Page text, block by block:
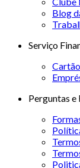
Blog
Serviço
Perguntas e